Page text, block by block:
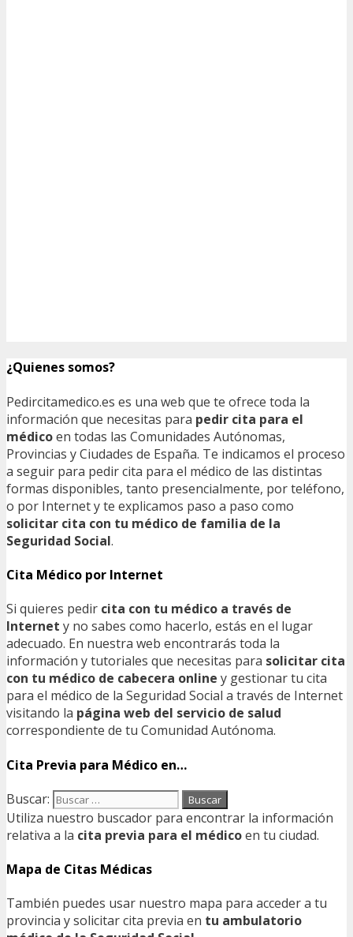
¿Quienes somos?
Pedircitamedico.es es una web que te ofrece toda la
información que necesitas para pedir cita para el
médicoen todas las Comunidades Autónomas,
Provincias y Ciudades de España. Te indicamos el proceso
a seguir para pedir cita para el médico de las distintas
formas disponibles, tanto presencialmente, por teléfono,
o por Internet y te explicamos paso a paso como
solicitar cita con tu médico de familia de la
Seguridad Social.
Cita Médico por Internet
Si quieres pedir cita con tu médico a través de
Internet y no sabes como hacerlo, estás en el lugar
adecuado. En nuestra web encontrarás toda la
información y tutoriales que necesitas para solicitar cita
con tu médico de cabecera online y gestionar tu cita
para el médico de la Seguridad Social a través de Internet
visitando la página web del servicio de salud
correspondiente de tu Comunidad Autónoma.
Cita Previa para Médico en…
Buscar:
Utiliza nuestro buscador para encontrar la información
relativa a la cita previa para el médicoen tu ciudad.
Mapa de Citas Médicas
También puedes usar nuestro mapa para acceder a tu
provincia y solicitar cita previa en tu ambulatorio